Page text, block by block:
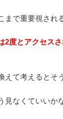
まで重要視され
2度とアクセス
えて考えるとそ
見なくていいか